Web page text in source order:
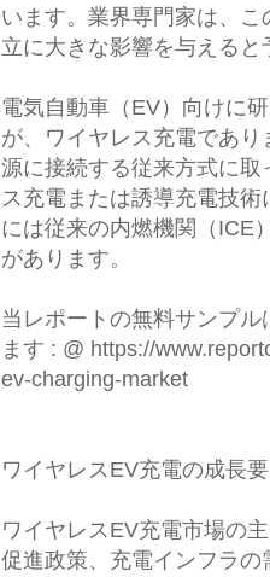
います。業界専門家は、
立に大きな影響を与えると
電気自動車（EV）向けに
が、ワイヤレス充電であ
源に接続する従来方式に
ス充電または誘導充電技
には従来の内燃機関（ICE
があります。
当レポートの無料サンプ
ます : @ https://
ev-charging-market
ワイヤレスEV充電の成長
ワイヤレスEV充電市場の
促進政策、充電インフラ